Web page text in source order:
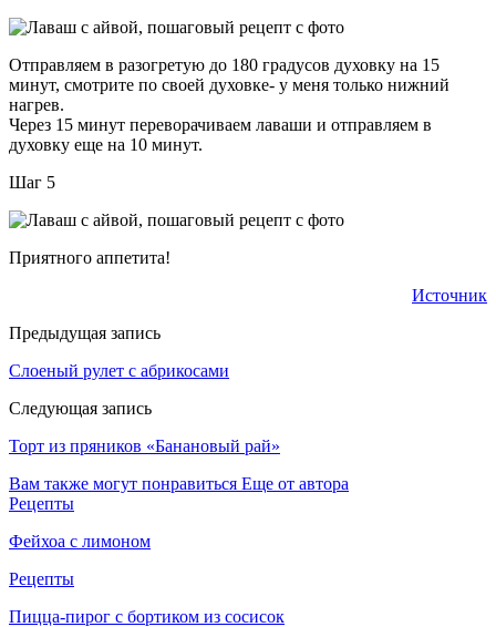
Отправляем в разогретую до 180 градусов духовку на 15
минут, смотрите по своей духовке- у меня только нижний
нагрев.
Через 15 минут переворачиваем лаваши и отправляем в
духовку еще на 10 минут.
Шаг 5
Приятного аппетита!
Источник
Предыдущая запись
Слоеный рулет с абрикосами
Следующая запись
Торт из пряников «Банановый рай»
Вам также могут понравиться Еще от автора
Рецепты
Фейхоа с лимоном
Рецепты
Пицца-пирог с бортиком из сосисок